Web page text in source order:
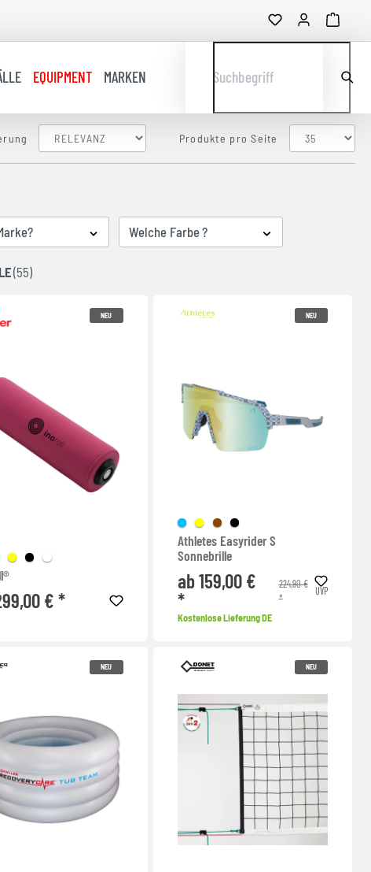
EQUIPMENT MARKEN Suchbegriff
Produkte pro Seite
Welche Farbe ?
(55)
NEU
€ *
NEU
Athletes Easyrider S
Sonnebrille
ab 159,00 €
*
224,90 €
*
UVP
Kostenlose Lieferung DE
NEU NEU